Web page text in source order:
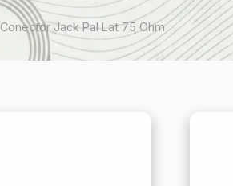
Conector Jack Pal Lat 75 Ohm